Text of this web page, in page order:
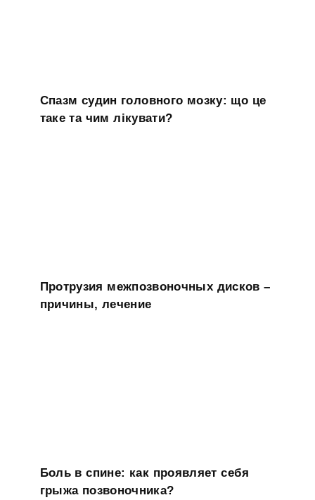
Спазм судин головного мозку: що це
таке та чим лікувати?
Протрузия межпозвоночных дисков –
причины, лечение
Боль в спине: как проявляет себя
грыжа позвоночника?